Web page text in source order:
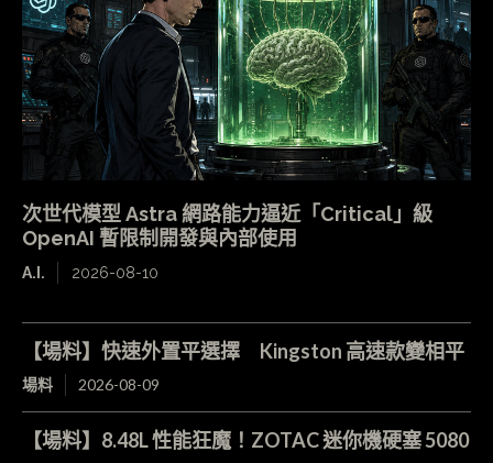
次世代模型 Astra 網路能力逼近「Critical」級
OpenAI 暫限制開發與內部使用
A.I. 2026-08-10
【場料】快速外置平選擇 Kingston 高速款變相平
場料 2026-08-09
【場料】8.48L 性能狂魔！ZOTAC 迷你機硬塞 5080